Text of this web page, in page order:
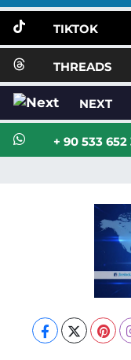
TIKTOK
THREADS
NEXT
+ 90 533 652